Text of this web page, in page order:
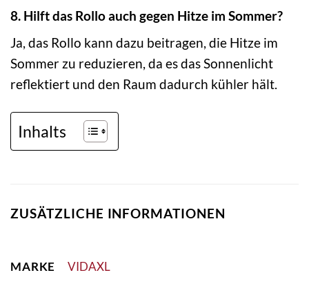
8. Hilft das Rollo auch gegen Hitze im Sommer?
Ja, das Rollo kann dazu beitragen, die Hitze im
Sommer zu reduzieren, da es das Sonnenlicht
reflektiert und den Raum dadurch kühler hält.
Inhalts
ZUSÄTZLICHE INFORMATIONEN
MARKE VIDAXL